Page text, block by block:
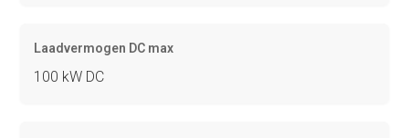
Laadvermogen DC max
100 kW DC